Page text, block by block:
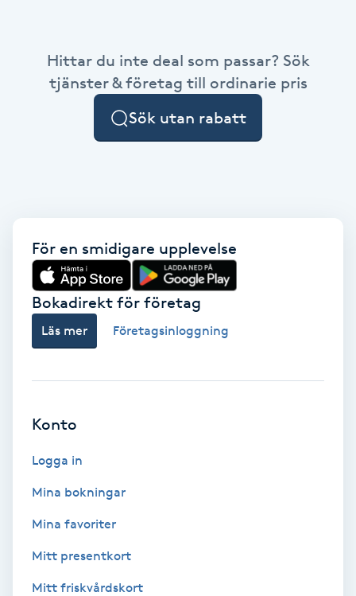
BIAB
Blowout
Bottenfärg
Brynformning
Brynfärgning
Bröllopsuppsättning
Celluliter
Hittar du inte deal som passar? Sök
tjänster & företag till ordinarie pris
Sök utan rabatt
För en smidigare upplevelse
Bokadirekt för företag
Läs mer Företagsinloggning
Konto
Logga in
Mina bokningar
Mina favoriter
Mitt presentkort
Mitt friskvårdskort